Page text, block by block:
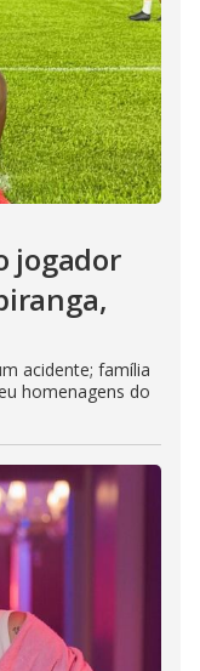
jogador
acidente; família
homenagens do